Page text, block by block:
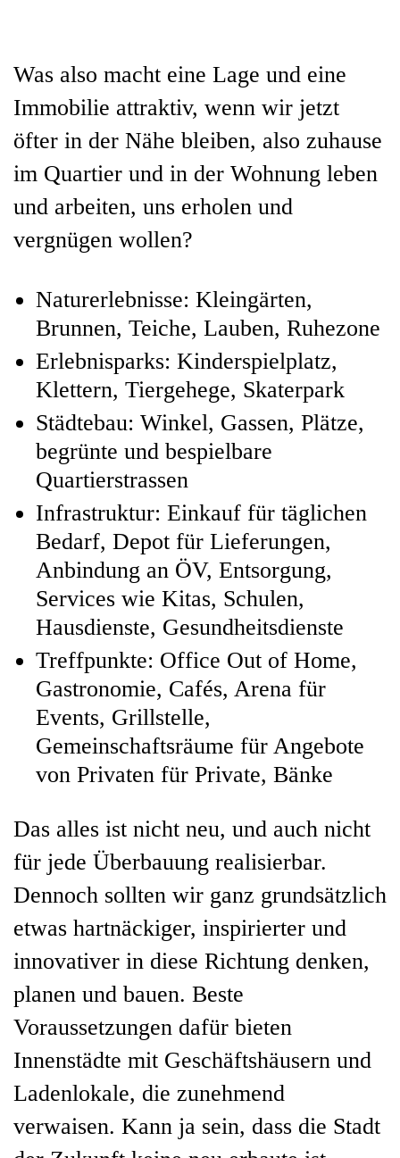
Was also macht eine Lage und eine
Immobilie attraktiv, wenn wir jetzt
öfter in der Nähe bleiben, also zuhause
im Quartier und in der Wohnung leben
und arbeiten, uns erholen und
vergnügen wollen?
Naturerlebnisse: Kleingärten,
Brunnen, Teiche, Lauben, Ruhezone
Erlebnisparks: Kinderspielplatz,
Klettern, Tiergehege, Skaterpark
Städtebau: Winkel, Gassen, Plätze,
begrünte und bespielbare
Quartierstrassen
Infrastruktur: Einkauf für täglichen
Bedarf, Depot für Lieferungen,
Anbindung an ÖV, Entsorgung,
Services wie Kitas, Schulen,
Hausdienste, Gesundheitsdienste
Treffpunkte: Office Out of Home,
Gastronomie, Cafés, Arena für
Events, Grillstelle,
Gemeinschaftsräume für Angebote
von Privaten für Private, Bänke
Das alles ist nicht neu, und auch nicht
für jede Überbauung realisierbar.
Dennoch sollten wir ganz grundsätzlich
etwas hartnäckiger, inspirierter und
innovativer in diese Richtung denken,
planen und bauen. Beste
Voraussetzungen dafür bieten
Innenstädte mit Geschäftshäusern und
Ladenlokale, die zunehmend
verwaisen. Kann ja sein, dass die Stadt